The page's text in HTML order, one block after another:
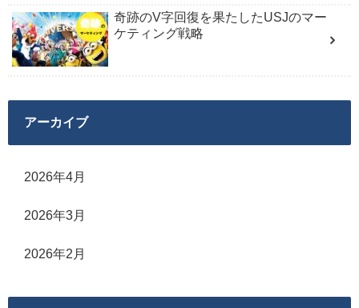
奇跡のV字回復を果たしたUSJのマー
ケティング戦略
アーカイブ
2026年4月
2026年3月
2026年2月